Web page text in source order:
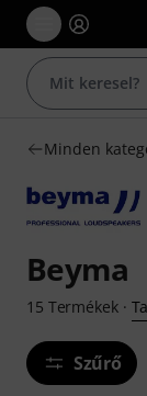
Minden
Beyma
15 Termékek·
Szűrő